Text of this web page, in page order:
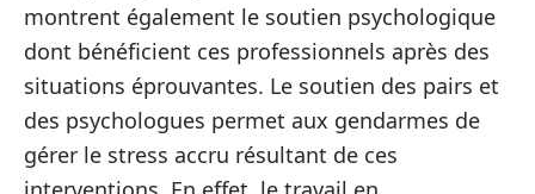
montrent également le soutien psychologique
dont bénéficient ces professionnels après des
situations éprouvantes. Le soutien des pairs et
des psychologues permet aux gendarmes de
gérer le stress accru résultant de ces